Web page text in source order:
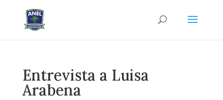
Entrevista a Luisa
Arabena